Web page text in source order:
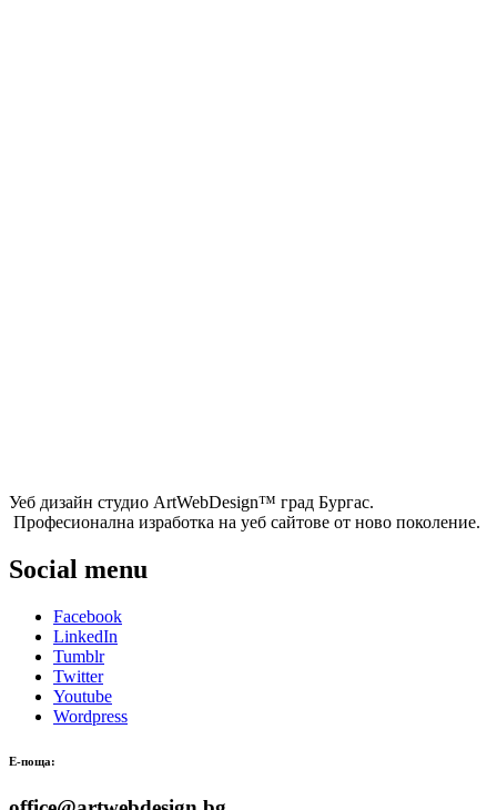
Уеб дизайн студио ArtWebDesign™ град Бургас.
Професионална изработка на уеб сайтове от ново поколение.
Social menu
Facebook
LinkedIn
Tumblr
Twitter
Youtube
Wordpress
Е-поща: